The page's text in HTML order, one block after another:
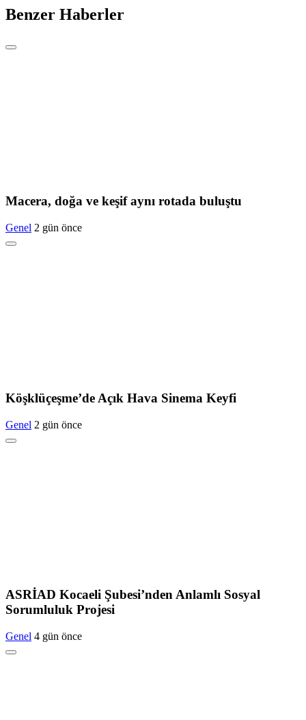
Benzer Haberler
Macera, doğa ve keşif aynı rotada buluştu
Genel 2 gün önce
Köşklüçeşme’de Açık Hava Sinema Keyfi
Genel 2 gün önce
ASRİAD Kocaeli Şubesi’nden Anlamlı Sosyal
Sorumluluk Projesi
Genel 4 gün önce